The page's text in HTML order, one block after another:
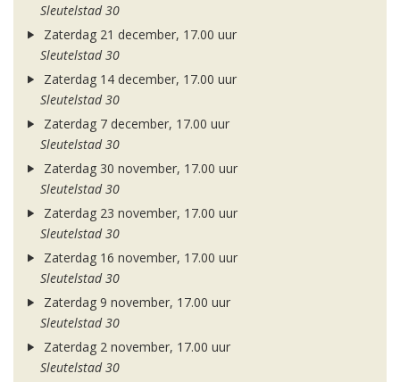
Sleutelstad 30
Zaterdag 21 december, 17.00 uur
Sleutelstad 30
Zaterdag 14 december, 17.00 uur
Sleutelstad 30
Zaterdag 7 december, 17.00 uur
Sleutelstad 30
Zaterdag 30 november, 17.00 uur
Sleutelstad 30
Zaterdag 23 november, 17.00 uur
Sleutelstad 30
Zaterdag 16 november, 17.00 uur
Sleutelstad 30
Zaterdag 9 november, 17.00 uur
Sleutelstad 30
Zaterdag 2 november, 17.00 uur
Sleutelstad 30